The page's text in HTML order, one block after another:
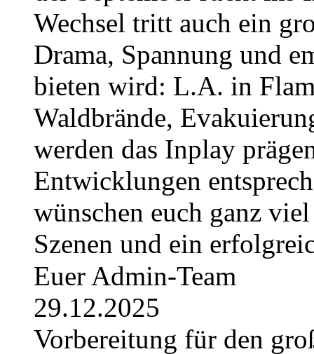
Wechsel tritt auch ein
Drama, Spannung und
bieten wird: L.A. in
Waldbrände,
werden das Inplay
Entwicklungen
wünschen euch ganz
Szenen und ein
Euer Admin-Team
29.12.2025
Vorbereitung für den